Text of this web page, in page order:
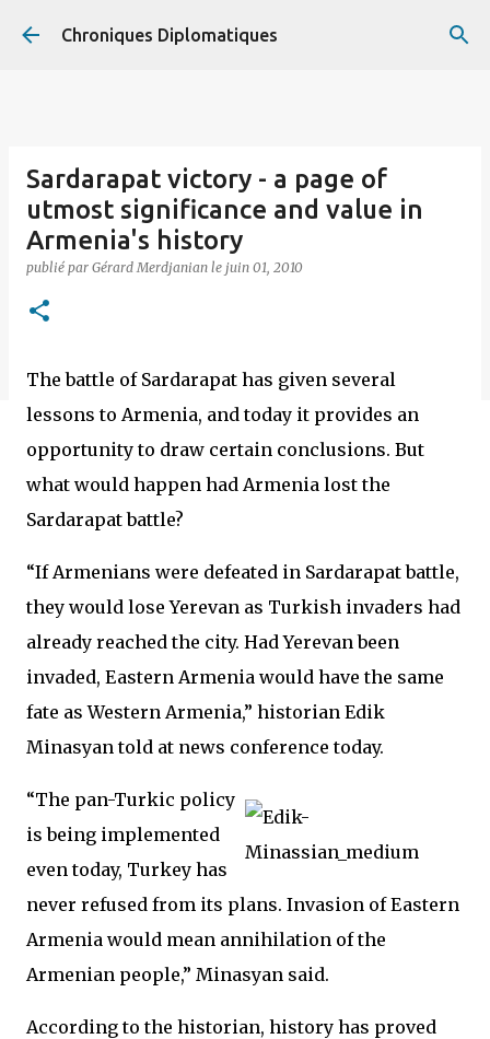
Accéder au contenu principal
Chroniques Diplomatiques
Sardarapat victory - a page of
utmost significance and value in
Armenia's history
publié par Gérard Merdjanian le juin 01, 2010
The battle of Sardarapat has given several
lessons to Armenia, and today it provides an
opportunity to draw certain conclusions. But
what would happen had Armenia lost the
Sardarapat battle?
“If Armenians were defeated in Sardarapat battle,
they would lose Yerevan as Turkish invaders had
already reached the city. Had Yerevan been
invaded, Eastern Armenia would have the same
fate as Western Armenia,” historian Edik
Minasyan told at news conference today.
“The pan-Turkic policy
is being implemented
even today, Turkey has
never refused from its plans. Invasion of Eastern
Armenia would mean annihilation of the
Armenian people,” Minasyan said.
According to the historian, history has proved